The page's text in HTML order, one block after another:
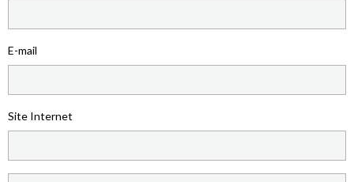
E-mail
Site Internet